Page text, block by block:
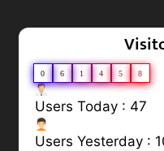
0 6 1 4 5 8
Users Today : 47
Users Yesterday :